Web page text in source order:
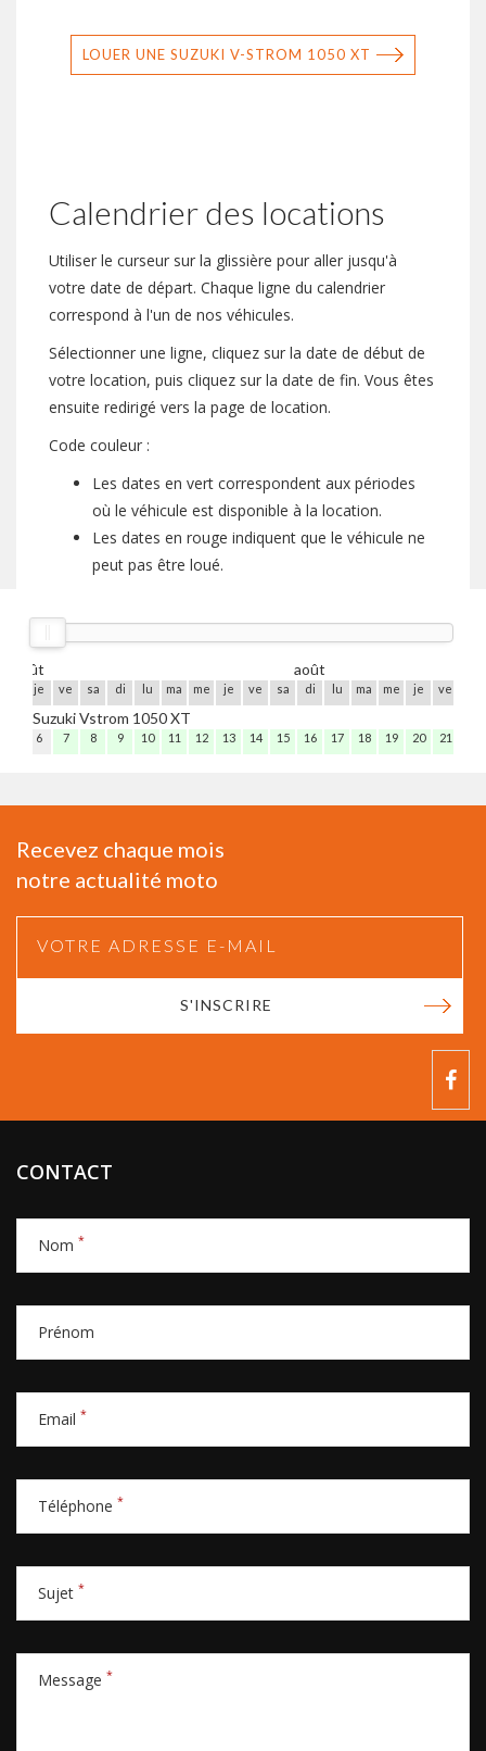
LOUER UNE SUZUKI V-STROM 1050 XT
Calendrier des locations
Utiliser le curseur sur la glissière pour aller jusqu'à
votre date de départ. Chaque ligne du calendrier
correspond à l'un de nos véhicules.
Sélectionner une ligne, cliquez sur la date de début de
votre location, puis cliquez sur la date de fin. Vous êtes
ensuite redirigé vers la page de location.
Code couleur :
Les dates en vert correspondent aux périodes
où le véhicule est disponible à la location.
Les dates en rouge indiquent que le véhicule ne
peut pas être loué.
août août
je ve sa di lu ma me je ve sa di lu ma me je ve
Suzuki Vstrom 1050 XT
6 7 8 9 10 11 12 13 14 15 16 17 18 19 20 21
Recevez chaque mois
notre actualité moto
S'INSCRIRE
CONTACT
Nom *
Prénom
Email *
Téléphone *
Sujet *
Message *